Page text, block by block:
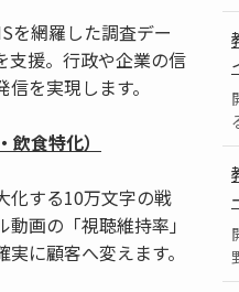
を網羅した調査デー
支援。行政や企業の信
を実現します。
食特化）
化する10万文字の戦
画の「視聴維持率」
に顧客へ変えます。